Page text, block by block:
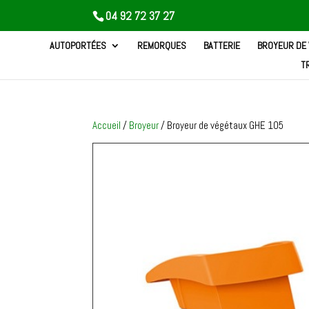
04 92 72 37 27
AUTOPORTÉES REMORQUES BATTERIE
BROYEUR
Accueil / Broyeur/ Broyeur de végétaux GHE 105